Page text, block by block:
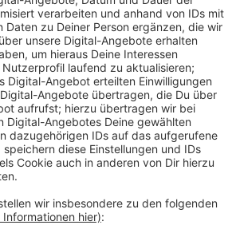
Angebot der IHK unter
nutzen, um freie
zu finden. Alternativ kann man
IHK-Beraterin für „Passgenaue
Miriam Schöpp, E-Mail:
T. 0202/2490-
den Bewerbern die passenden
22.07.2019 06:16